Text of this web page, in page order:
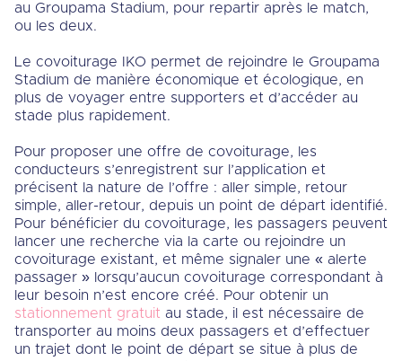
au Groupama Stadium, pour repartir après le match,
ou les deux.
Le covoiturage IKO permet de rejoindre le Groupama
Stadium de manière économique et écologique, en
plus de voyager entre supporters et d’accéder au
stade plus rapidement.
Pour proposer une offre de covoiturage, les
conducteurs s’enregistrent sur l’application et
précisent la nature de l’offre : aller simple, retour
simple, aller-retour, depuis un point de départ identifié.
Pour bénéficier du covoiturage, les passagers peuvent
lancer une recherche via la carte ou rejoindre un
covoiturage existant, et même signaler une « alerte
passager » lorsqu’aucun covoiturage correspondant à
leur besoin n’est encore créé. Pour obtenir un
stationnement gratuit au stade, il est nécessaire de
transporter au moins deux passagers et d’effectuer
un trajet dont le point de départ se situe à plus de